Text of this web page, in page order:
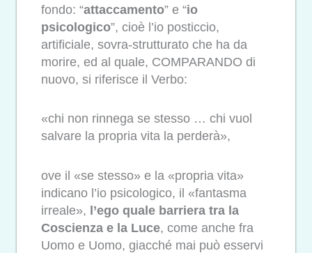
fondo: “attaccamento” e “io
psicologico”, cioè l’io posticcio,
artificiale, sovra-strutturato che ha da
morire, ed al quale, COMPARANDO di
nuovo, si riferisce il Verbo:
«chi non rinnega se stesso … chi vuol
salvare la propria vita la perderà»,
ove il «se stesso» e la «propria vita»
indicano l’io psicologico, il «fantasma
irreale», l’ego quale barriera tra la
Coscienza e la Luce, come anche fra
Uomo e Uomo, giacché mai può esservi